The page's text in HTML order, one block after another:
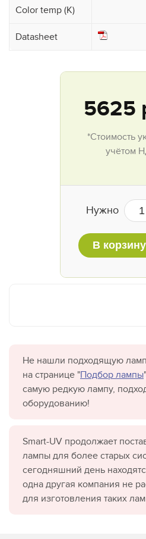
Color temp (K)
Datasheet
5625
*Стоимость
учётом
Нужно
В корзину
Не нашли подходящую
на странице "Подбор лампы
самую редкую лампу,
оборудованию!
Smart-UV продолжает
лампы для более старых
сегодняшний день
одна другая компания не
для изготовления таких